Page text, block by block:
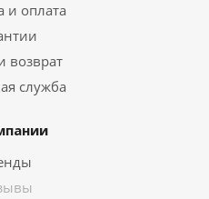
и оплата
возврат
служба